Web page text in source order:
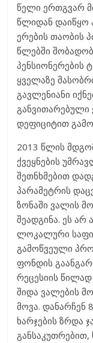
წელი ერთგვარ
წლიდან დაიწყო
ერების თაობის
წლებში
პენსიონერების
ყველაზე
გავლენიანი
განვითარებული
დეფიციტით
2013 წლის
ქვეყნების
შეთნხმებით
პარამეტრის
ზონაში ვალის
შეადგინა. ეს
ლოკალური
გამოწვეული
ფონდის
რეცესიის
შიდა ვალების
მოვა. დანარჩენ
ხარჯების ზრდა